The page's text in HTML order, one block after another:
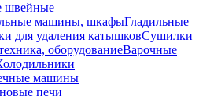
швейные
машины, шкафыГладильные
для удаления катышковСушилки
оборудованиеВарочные
машины
печи